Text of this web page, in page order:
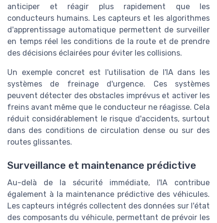
anticiper et réagir plus rapidement que les
conducteurs humains. Les capteurs et les algorithmes
d'apprentissage automatique permettent de surveiller
en temps réel les conditions de la route et de prendre
des décisions éclairées pour éviter les collisions.
Un exemple concret est l'utilisation de l'IA dans les
systèmes de freinage d'urgence. Ces systèmes
peuvent détecter des obstacles imprévus et activer les
freins avant même que le conducteur ne réagisse. Cela
réduit considérablement le risque d'accidents, surtout
dans des conditions de circulation dense ou sur des
routes glissantes.
Surveillance et maintenance prédictive
Au-delà de la sécurité immédiate, l'IA contribue
également à la maintenance prédictive des véhicules.
Les capteurs intégrés collectent des données sur l'état
des composants du véhicule, permettant de prévoir les